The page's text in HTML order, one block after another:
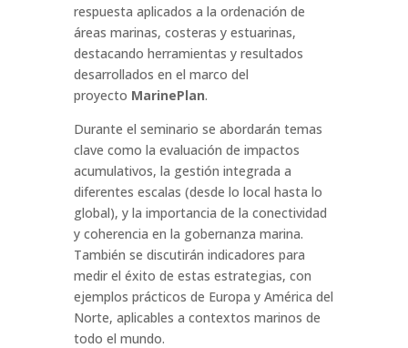
respuesta aplicados a la ordenación de
áreas marinas, costeras y estuarinas,
destacando herramientas y resultados
desarrollados en el marco del
proyecto MarinePlan.
Durante el seminario se abordarán temas
clave como la evaluación de impactos
acumulativos, la gestión integrada a
diferentes escalas (desde lo local hasta lo
global), y la importancia de la conectividad
y coherencia en la gobernanza marina.
También se discutirán indicadores para
medir el éxito de estas estrategias, con
ejemplos prácticos de Europa y América del
Norte, aplicables a contextos marinos de
todo el mundo.